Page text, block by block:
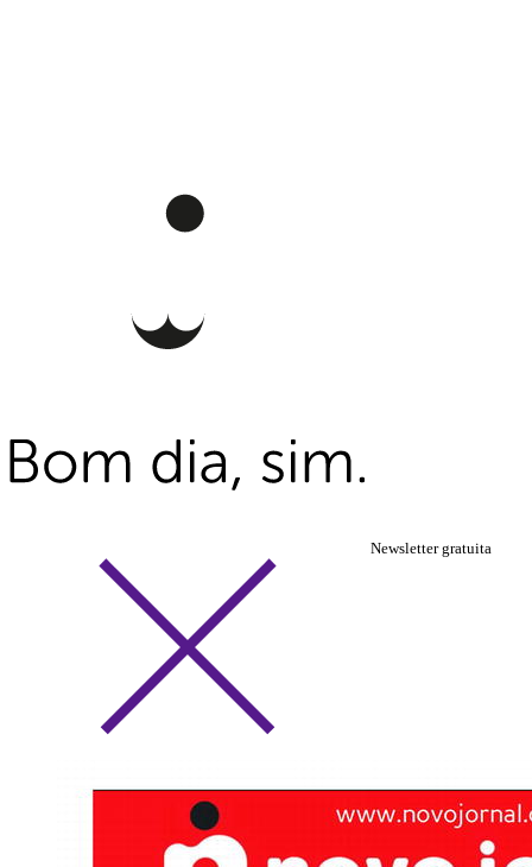
Newsletter gratuita